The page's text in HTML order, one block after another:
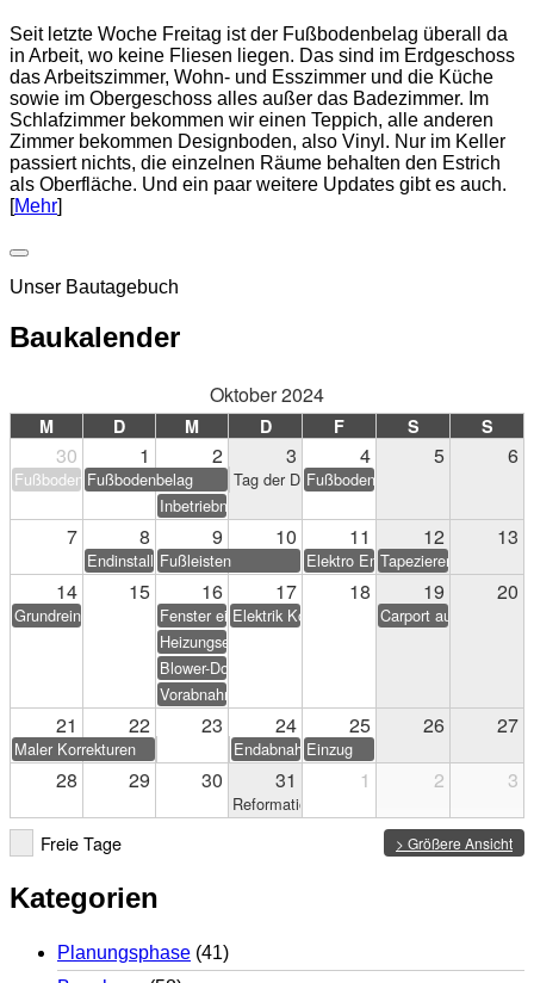
Seit letzte Woche Freitag ist der Fußbodenbelag überall da
in Arbeit, wo keine Fliesen liegen. Das sind im Erdgeschoss
das Arbeitszimmer, Wohn- und Esszimmer und die Küche
sowie im Obergeschoss alles außer das Badezimmer. Im
Schlafzimmer bekommen wir einen Teppich, alle anderen
Zimmer bekommen Designboden, also Vinyl. Nur im Keller
passiert nichts, die einzelnen Räume behalten den Estrich
als Oberfläche. Und ein paar weitere Updates gibt es auch.
[Mehr]
Unser Bautagebuch
Baukalender
Oktober 2024
M D M D F S S
30 1 2 3 4 5 6
FußbodenbelagFußbodenbelag Tag der Deutschen Einheit
Fußbodenbelag
Inbetriebnahme PV-Anlage
7 8 9 10 11 12 13
Endinstallation Heizung/Sanitär
Fußleisten Elektro Endarbeiten
Tapezieren &
14 15 16 17 18 19 20
Grundreinigung Fenster einstellenElektrik Korrekturen
Carport aufstellen
Heizungseinweisung
Blower-Door-Test
Vorabnahme
21 22 23 24 25 26 27
Maler Korrekturen EndabnahmeEinzug
28 29 30 31 1 2 3
Reformationstag
> Größere Ansicht
Freie Tage
Kategorien
Planungsphase (41)